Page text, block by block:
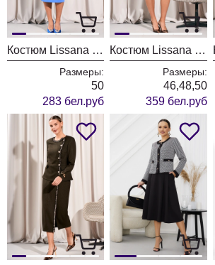
Костюм Lissana 5014 голубой
Размеры:
50
283 бел.руб
Костюм Lissana 5042
Размеры:
46,48,50
359 бел.руб